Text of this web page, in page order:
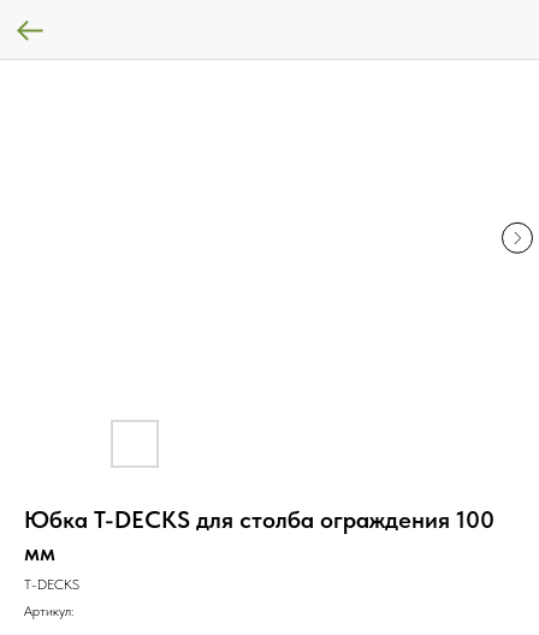
Юбка T-DECKS для столба ограждения 100
мм
T-DECKS
Артикул: